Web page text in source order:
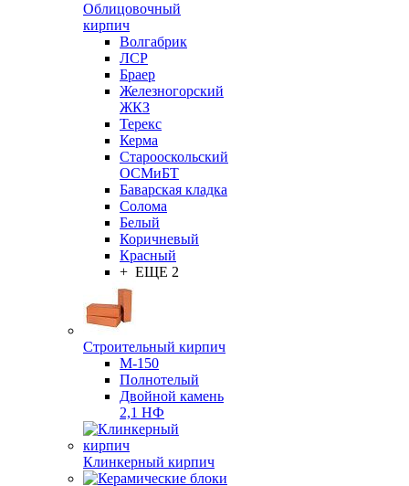
Облицовочный
кирпич
Волгабрик
ЛСР
Браер
Железногорский
ЖКЗ
Терекс
Керма
Старооскольский
ОСМиБТ
Баварская кладка
Солома
Белый
Коричневый
Красный
+ ЕЩЕ 2
Строительный кирпич
М-150
Полнотелый
Двойной камень
2,1 НФ
Клинкерный кирпич